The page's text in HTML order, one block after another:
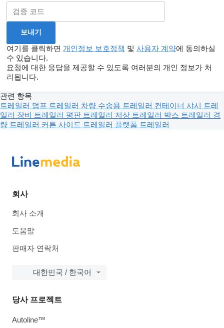
여기를 클릭하면 개인정보 보호정책 및 사용자 계약에 동의하실
수 있습니다.
요청에 대한 응답을 제공할 수 있도록 여러분의 개인 정보가 처
리됩니다.
관련 항목
트레일러 덤프 트레일러 차량 수송용 트레일러 컨테이너 샤시 트레
일러 장비 트레일러 평판 트레일러 저상 트레일러 박스 트레일러 경
량 트레일러 커튼 사이드 트레일러 플랫폼 트레일러
회사
회사 소개
도움말
판매자 연락처
대한민국 / 한국어
당사 프로젝트
Autoline™